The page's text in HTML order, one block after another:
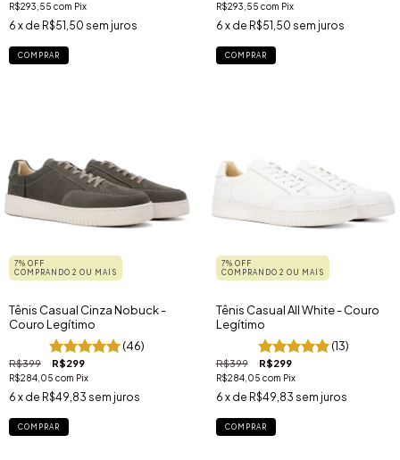
R$293,55 com Pix
6 x de R$51,50 sem juros
COMPRAR
R$293,55 com Pix
6 x de R$51,50 sem juros
COMPRAR
7% OFF
COMPRANDO 2 OU MAIS
Tênis Casual Cinza Nobuck -
Couro Legítimo
(46)
R$399 R$299
R$284,05 com Pix
6 x de R$49,83 sem juros
COMPRAR
7% OFF
COMPRANDO 2 OU MAIS
Tênis Casual All White - Couro
Legítimo
(13)
R$399 R$299
R$284,05 com Pix
6 x de R$49,83 sem juros
COMPRAR